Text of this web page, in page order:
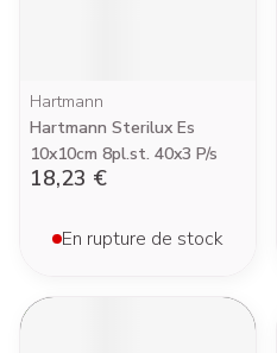
Hartmann
Hartmann Sterilux Es
10x10cm 8pl.st. 40x3 P/s
18,23 €
En rupture de stock